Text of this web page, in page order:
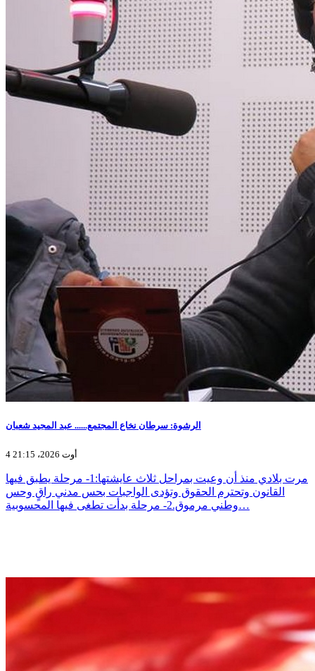
الرشوة: سرطان نخاع المجتمع...... عبد المجيد شعبان
4 أوت 2026، 21:15
مرت بلادي منذ أن وعيت بمراحل ثلاث عايشتها:1- مرحلة يطبق فيها
القانون وتحترم الحقوق وتؤدى الواجبات بحس مدني راقٍ وحس
وطني مرموق.2- مرحلة بدأت تطغى فيها المحسوبية…